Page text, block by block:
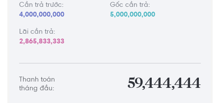
Cần trả trước:
4,000,000,000
Gốc cần trả:
5,000,000,000
Lãi cần trả:
2,865,833,333
Thanh toán
tháng đầu:
59,444,444